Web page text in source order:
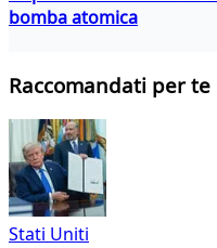
bomba atomica
Raccomandati per te
Stati Uniti